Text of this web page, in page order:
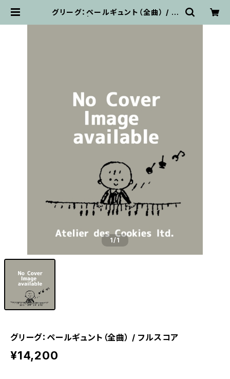
グリーグ：ペールギュント（全曲） / フ
1/1
グリーグ：ペールギュント（全曲） / フルスコア
¥14,200